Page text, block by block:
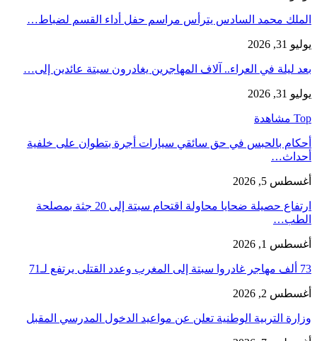
الملك محمد السادس يترأس مراسم حفل أداء القسم لضباط…
يوليو 31, 2026
بعد ليلة في العراء.. آلاف المهاجرين يغادرون سبتة عائدين إلى…
يوليو 31, 2026
Top مشاهدة
أحكام بالحبس في حق سائقي سيارات أجرة بتطوان على خلفية
أحداث…
أغسطس 5, 2026
ارتفاع حصيلة ضحايا محاولة اقتحام سبتة إلى 20 جثة بمصلحة
الطب…
أغسطس 1, 2026
73 ألف مهاجر غادروا سبتة إلى المغرب وعدد القتلى يرتفع لـ71
أغسطس 2, 2026
وزارة التربية الوطنية تعلن عن مواعيد الدخول المدرسي المقبل